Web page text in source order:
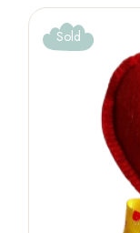
Sold